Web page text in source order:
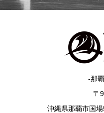
-那
〒
沖縄県那覇市国